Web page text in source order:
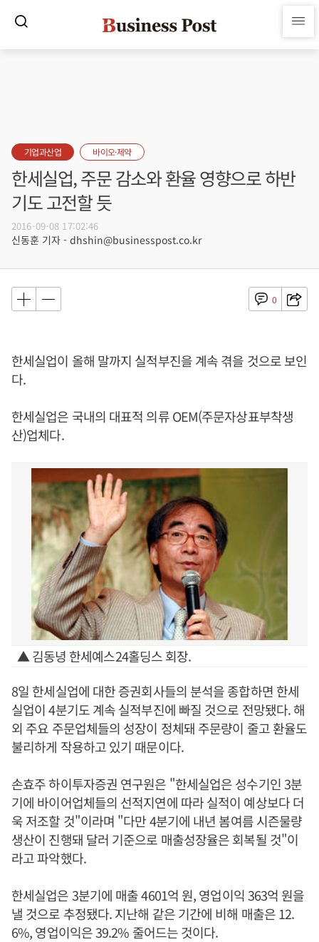
기업과산업 바이오·제약
한세실업, 주문 감소와 환율 영향으로 하반
기도 고전할 듯
2016-09-08 17:02:46
신동훈 기자 - dhshin@businesspost.co.kr
0
한세실업이 올해 말까지 실적부진을 계속 겪을 것으로 보인
다.
한세실업은 국내의 대표적 의류 OEM(주문자상표부착생
산)업체다.
▲ 김동녕 한세예스24홀딩스 회장.
8일 한세실업에 대한 증권회사들의 분석을 종합하면 한세
실업이 4분기도 계속 실적부진에 빠질 것으로 전망됐다. 해
외 주요 주문업체들의 성장이 정체돼 주문량이 줄고 환율도
불리하게 작용하고 있기 때문이다.
손효주 하이투자증권 연구원은 "한세실업은 성수기인 3분
기에 바이어업체들의 선적지연에 따라 실적이 예상보다 더
욱 저조할 것"이라며 "다만 4분기에 내년 봄여름 시즌물량
생산이 진행돼 달러 기준으로 매출성장율은 회복될 것"이
라고 파악했다.
한세실업은 3분기에 매출 4601억 원, 영업이익 363억 원을
낼 것으로 추정됐다. 지난해 같은 기간에 비해 매출은 12.
6%, 영업이익은 39.2% 줄어드는 것이다.